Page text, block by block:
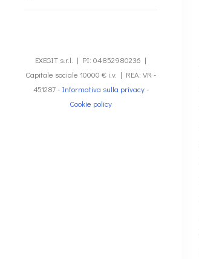
EXEGIT s.r.l. | PI: 04852980236 |
Capitale sociale 10000 € i.v. | REA: VR -
451287 - Informativa sulla privacy-
Cookie policy